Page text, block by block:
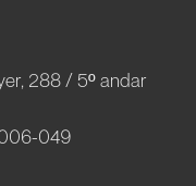
288 / 5º andar
049